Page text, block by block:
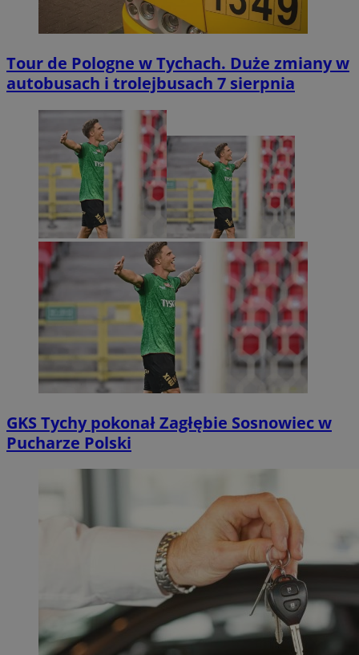
Tour de Pologne w Tychach. Duże zmiany w
autobusach i trolejbusach 7 sierpnia
GKS Tychy pokonał Zagłębie Sosnowiec w
Pucharze Polski